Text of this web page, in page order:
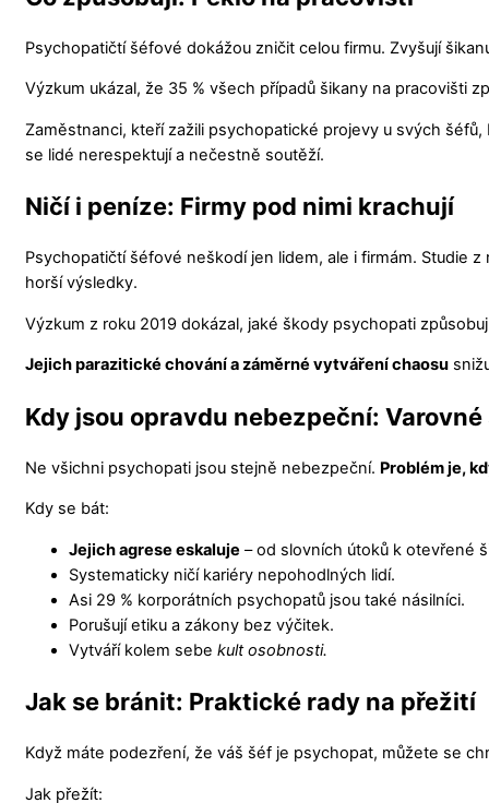
Psychopatičtí šéfové dokážou zničit celou firmu. Zvyšují
Výzkum ukázal, že 35 % všech případů šikany na pracovišti
Zaměstnanci, kteří zažili psychopatické projevy u svých
se lidé nerespektují a nečestně soutěží.
Ničí i peníze: Firmy pod nimi krachují
Psychopatičtí šéfové neškodí jen lidem, ale i firmám. Studie
horší výsledky.
Výzkum z roku 2019 dokázal, jaké škody psychopati
Jejich parazitické chování a záměrné vytváření chaosu
Kdy jsou opravdu nebezpeční:
Ne všichni psychopati jsou stejně nebezpeční. Problém je,
Kdy se bát:
Jejich agrese eskaluje – od slovních útoků k otevřené
Systematicky ničí kariéry nepohodlných lidí.
Asi 29 % korporátních psychopatů jsou také násilníci.
Porušují etiku a zákony bez výčitek.
Vytváří kolem sebe kult osobnosti.
Jak se bránit: Praktické rady na přežití
Když máte podezření, že váš šéf je psychopat, můžete se
Jak přežít: